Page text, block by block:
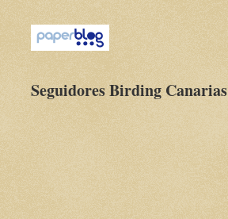
Seguidores Birding Canarias